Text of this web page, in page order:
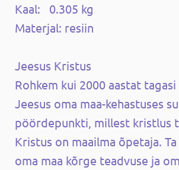
Kaal: 0.305 kg
Materjal: resiin
Jeesus Kristus
Rohkem kui 2000 aastat tagasi
Jeesus oma maa-kehastuses
pöördepunkti, millest kristlus
Kristus on maailma õpetaja.
oma maa kõrge teadvuse ja